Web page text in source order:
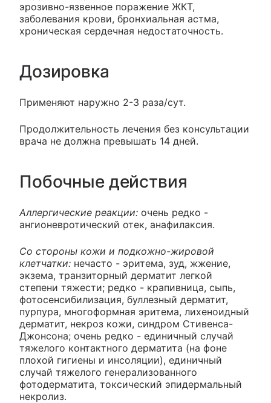
эрозивно-язвенное поражение ЖКТ,
заболевания крови, бронхиальная астма,
хроническая сердечная недостаточность.
Дозировка
Применяют наружно 2-3 раза/сут.
Продолжительность лечения без консультации
врача не должна превышать 14 дней.
Побочные действия
Аллергические реакции: очень редко -
ангионевротический отек, анафилаксия.
Со стороны кожи и подкожно-жировой
клетчатки: нечасто - эритема, зуд, жжение,
экзема, транзиторный дерматит легкой
степени тяжести; редко - крапивница, сыпь,
фотосенсибилизация, буллезный дерматит,
пурпура, многоформная эритема, лихеноидный
дерматит, некроз кожи, синдром Стивенса-
Джонсона; очень редко - единичный случай
тяжелого контактного дерматита (на фоне
плохой гигиены и инсоляции), единичный
случай тяжелого генерализованного
фотодерматита, токсический эпидермальный
некролиз.